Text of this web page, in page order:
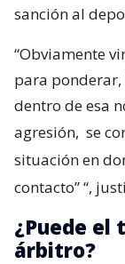
sanción al
“Obviamente
para ponderar,
dentro de esa
agresión, se
situación en
contacto”“,
¿Puede el
árbitro?